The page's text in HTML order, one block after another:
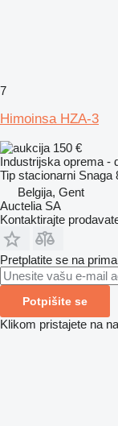
7
Himoinsa HZA-3
150 €
Industrijska oprema -
Tip stacionarni Snaga
Belgija, Gent
Auctelia SA
Kontaktirajte
Pretplatite se na
Potpišite se
Klikom pristajete na